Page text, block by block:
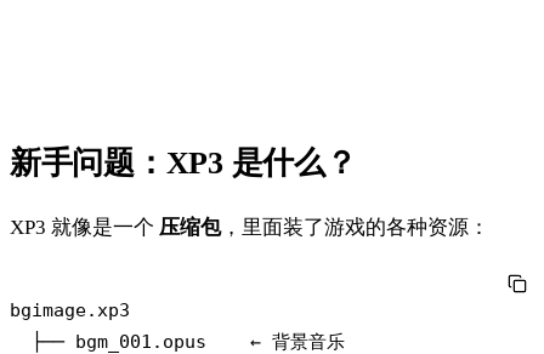
新手问题：XP3 是什么？
XP3 就像是一个 压缩包，里面装了游戏的各种资源：
bgimage.xp3
  ├── bgm_001.opus    ← 背景音乐